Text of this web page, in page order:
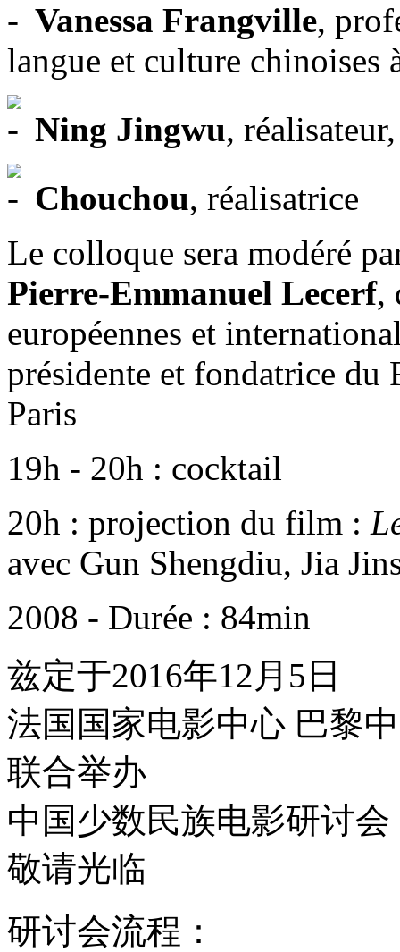
Vanessa Frangville,
langue et culture
Ning Jingwu,
Chouchou, réalisatrice
Le colloque sera modéré
Pierre-Emmanuel Lecerf,
européennes et
présidente et fondatrice du
Paris
19h - 20h : cocktail
20h : projection du film :
avec Gun Shengdiu, Jia
2008 - Durée : 84min
兹定于2016年12月5日
法国国家电影中心 巴黎
联合举办
中国少数民族电影研讨会
敬请光临
研讨会流程：